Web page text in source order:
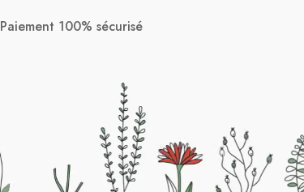
Paiement 100% sécurisé